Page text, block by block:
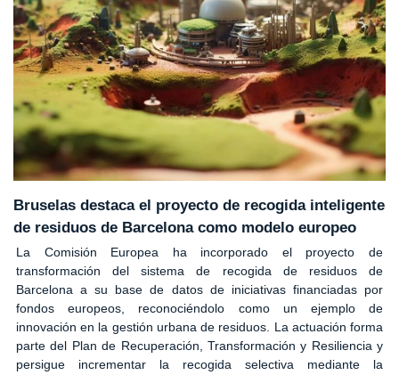
Bruselas destaca el proyecto de recogida inteligente
de residuos de Barcelona como modelo europeo
La Comisión Europea ha incorporado el proyecto de
transformación del sistema de recogida de residuos de
Barcelona a su base de datos de iniciativas financiadas por
fondos europeos, reconociéndolo como un ejemplo de
innovación en la gestión urbana de residuos. La actuación forma
parte del Plan de Recuperación, Transformación y Resiliencia y
persigue incrementar la recogida selectiva mediante la